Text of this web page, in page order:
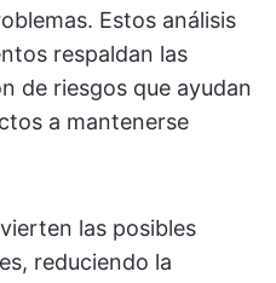
Estos análisis
respaldan las
de riesgos que ayudan
a mantenerse
las posibles
reduciendo la